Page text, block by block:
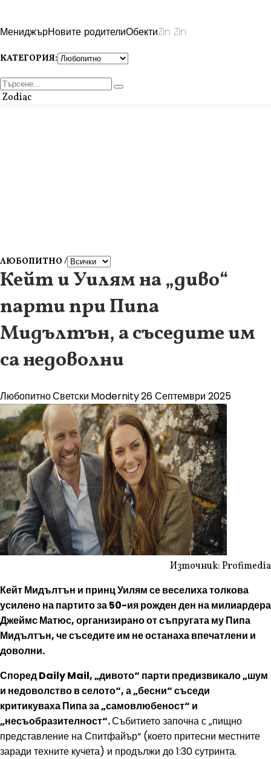
МениджърНовите родителиОбектиZin Zin
КАТЕГОРИЯ:
Zodiac
ЛЮБОПИТНО /
Кейт и Уилям на „диво“
парти при Пипа
Мидълтън, а съседите им
са недоволни
ЛюбопитноСветски Modernity26 Септември 2025
Източник: Profimedia
Кейт Мидълтън и принц Уилям се веселиха толкова
усилено на партито за 50-ия рожден ден на милиардера
Джеймс Матюс, организирано от съпругата му Пипа
Мидълтън, че съседите им не останаха впечатлени и
доволни.
Според Daily Mail, „дивото“ парти предизвикало „шум
и недоволство в селото“, а „бесни“ съседи
критикуваха Пипа за „самовлюбеност“ и
„несъобразителност“.Събитието започна с „пищно
представление на Спитфайър“ (което притесни местните
заради техните кучета) и продължи до 1:30 сутринта.